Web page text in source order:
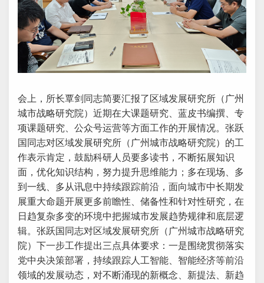
会上，所长覃剑同志简要汇报了区域发展研究所（广州
城市战略研究院）近期在大课题研究、蓝皮书编撰、专
项课题研究、公众号运营等方面工作的开展情况。张跃
国同志对区域发展研究所（广州城市战略研究院）的工
作表示肯定，鼓励科研人员要多读书，不断拓展知识
面，优化知识结构，努力提升思维能力；多在现场、多
到一线、多从讯息中持续跟踪前沿，面向城市中长期发
展重大命题开展更多前瞻性、储备性和针对性研究，在
日趋复杂多变的环境中把握城市发展趋势规律和底层逻
辑。张跃国同志对区域发展研究所（广州城市战略研究
院）下一步工作提出三点具体要求：一是围绕贯彻落实
党中央决策部署，持续跟踪人工智能、智能经济等前沿
领域的发展动态，对不断涌现的新概念、新提法、新趋